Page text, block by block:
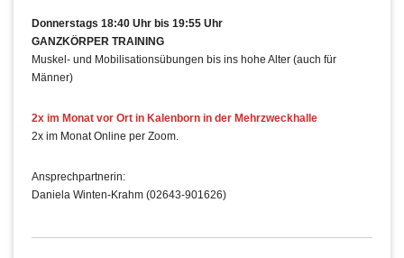
Donnerstags 18:40 Uhr bis 19:55 Uhr
GANZKÖRPER TRAINING
Muskel- und Mobilisationsübungen bis ins hohe Alter (auch für
Männer)
2x im Monat vor Ort in Kalenborn in der Mehrzweckhalle
2x im Monat Online per Zoom.
Ansprechpartnerin:
Daniela Winten-Krahm (02643-901626)